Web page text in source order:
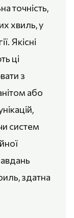
точність,
хвиль, у
Якісні
ці
з
або
систем
здатна